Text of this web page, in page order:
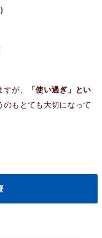
が、
「使い過ぎ」とい
のもとても大切になって